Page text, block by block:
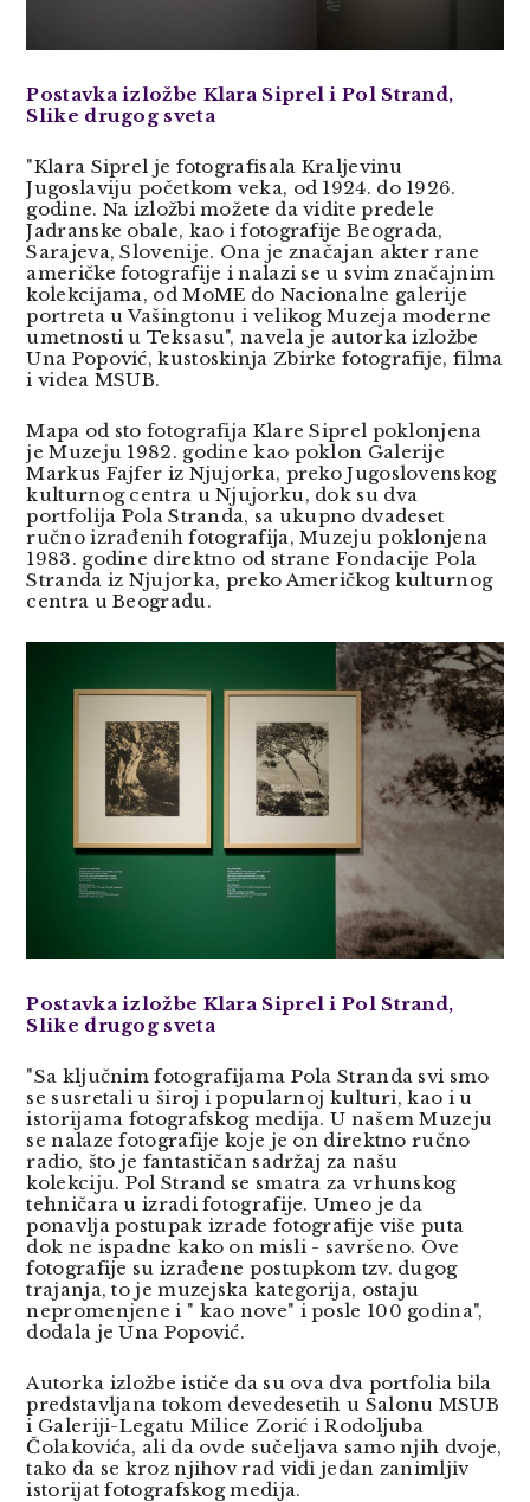
Postavka izložbe Klara Siprel i Pol Strand,
Slike drugog sveta
"Klara Siprel je fotografisala Kraljevinu
Jugoslaviju početkom veka, od 1924. do 1926.
godine. Na izložbi možete da vidite predele
Jadranske obale, kao i fotografije Beograda,
Sarajeva, Slovenije. Ona je značajan akter rane
američke fotografije i nalazi se u svim značajnim
kolekcijama, od MoME do Nacionalne galerije
portreta u Vašingtonu i velikog Muzeja moderne
umetnosti u Teksasu", navela je autorka izložbe
Una Popović, kustoskinja Zbirke fotografije, filma
i videa MSUB.
Mapa od sto fotografija Klare Siprel poklonjena
je Muzeju 1982. godine kao poklon Galerije
Markus Fajfer iz Njujorka, preko Jugoslovenskog
kulturnog centra u Njujorku, dok su dva
portfolija Pola Stranda, sa ukupno dvadeset
ručno izrađenih fotografija, Muzeju poklonjena
1983. godine direktno od strane Fondacije Pola
Stranda iz Njujorka, preko Američkog kulturnog
centra u Beogradu.
Postavka izložbe Klara Siprel i Pol Strand,
Slike drugog sveta
"Sa ključnim fotografijama Pola Stranda svi smo
se susretali u široj i popularnoj kulturi, kao i u
istorijama fotografskog medija. U našem Muzeju
se nalaze fotografije koje je on direktno ručno
radio, što je fantastičan sadržaj za našu
kolekciju. Pol Strand se smatra za vrhunskog
tehničara u izradi fotografije. Umeo je da
ponavlja postupak izrade fotografije više puta
dok ne ispadne kako on misli - savršeno. Ove
fotografije su izrađene postupkom tzv. dugog
trajanja, to je muzejska kategorija, ostaju
nepromenjene i " kao nove" i posle 100 godina",
dodala je Una Popović.
Autorka izložbe ističe da su ova dva portfolia bila
predstavljana tokom devedesetih u Salonu MSUB
i Galeriji-Legatu Milice Zorić i Rodoljuba
Čolakovića, ali da ovde sučeljava samo njih dvoje,
tako da se kroz njihov rad vidi jedan zanimljiv
istorijat fotografskog medija.